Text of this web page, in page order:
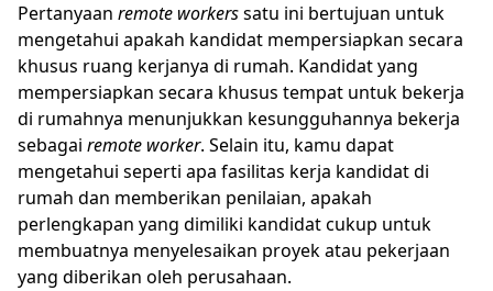
Pertanyaan remote workerssatu ini bertujuan untuk
mengetahui apakah kandidat mempersiapkan secara
khusus ruang kerjanya di rumah. Kandidat yang
mempersiapkan secara khusus tempat untuk bekerja
di rumahnya menunjukkan kesungguhannya bekerja
sebagai remote worker. Selain itu, kamu dapat
mengetahui seperti apa fasilitas kerja kandidat di
rumah dan memberikan penilaian, apakah
perlengkapan yang dimiliki kandidat cukup untuk
membuatnya menyelesaikan proyek atau pekerjaan
yang diberikan oleh perusahaan.